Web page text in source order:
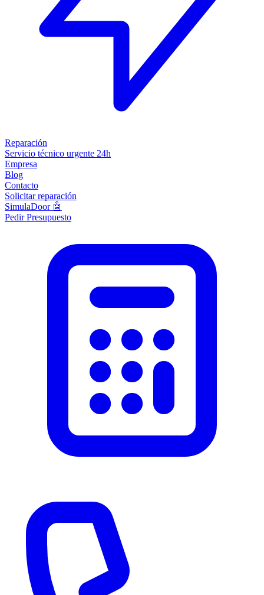
Reparación
Servicio técnico urgente 24h
Empresa
Blog
Contacto
Solicitar reparación
SimulaDoor 🤖
Pedir Presupuesto